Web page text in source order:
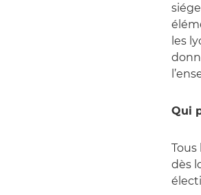
les
Qui
Tous
dès